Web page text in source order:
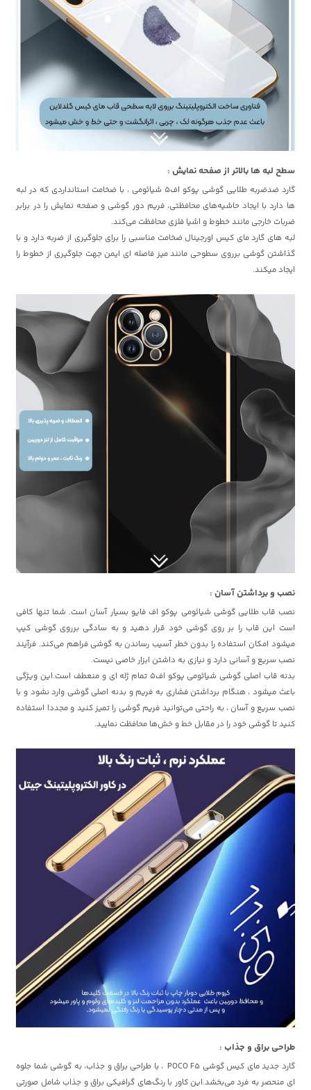
سطح لبه ها بالاتر از صفحه نمایش :
گارد ضدضربه طلایی گوشی پوکو اف5 شیائومی ، با ضخامت استانداردی که در لبه
ها دارد با ایجاد حاشیه‌های محافظتی، فریم دور گوشی و صفحه نمایش را در برابر
ضربات خارجی مانند خطوط و اشیا فلزی محافظت می‌کند.
لبه های گارد مای کیس اورجینال ضخامت مناسبی را برای جلوگیری از ضربه دارد و با
گذاشتن گوشی برروی سطوحی مانند میز فاصله ای ایمن جهت جلوگیری از خطوط را
ایجاد میکند.
نصب و برداشتن آسان :
نصب قاب طلایی گوشی شیائومی پوکو اف فایو بسیار آسان است. شما تنها کافی
است این قاب را بر روی گوشی خود قرار دهید و به سادگی برروی گوشی کیپ
میشود امکان استفاده را بدون خطر آسیب رساندن به گوشی فراهم می‌کند. فرآیند
نصب سریع و آسانی دارد و نیازی به داشتن ابزار خاصی نیست.
بدنه قاب اصلی گوشی شیائومی پوکو اف5 تمام ژله ای و منعطف است.این ویژگی
باعث میشود ، هنگام برداشتن فشاری به فریم و بدنه اصلی گوشی وارد نشود و با
نصب سریع و آسان ، به راحتی می‌توانید فریم گوشی را تمیز کنید و مجددا استفاده
کنید تا گوشی خود را در مقابل خط و خش‌ها محافظت نمایید.
طراحی براق و جذاب :
گارد جدید مای کیس گوشی POCO F5 ، با طراحی براق و جذاب، به گوشی شما جلوه
ای منحصر به فرد می‌بخشد.این کاور با رنگ‌های گرافیکی براق و جذاب شامل صورتی